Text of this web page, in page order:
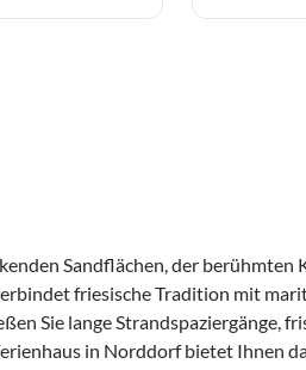
Sandflächen, der berühmten
friesische Tradition mit
Sie lange Strandspaziergänge,
in Norddorf bietet Ihnen